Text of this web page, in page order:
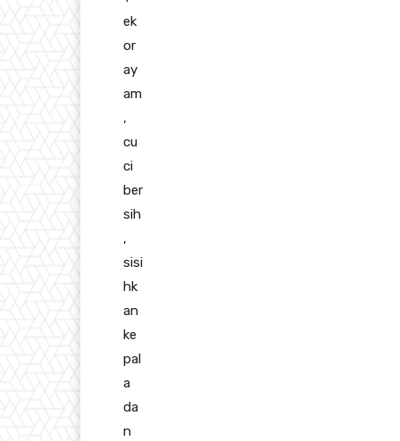
ek
or
ay
am
,
cu
ci
ber
sih
,
sisi
hk
an
ke
pal
a
da
n